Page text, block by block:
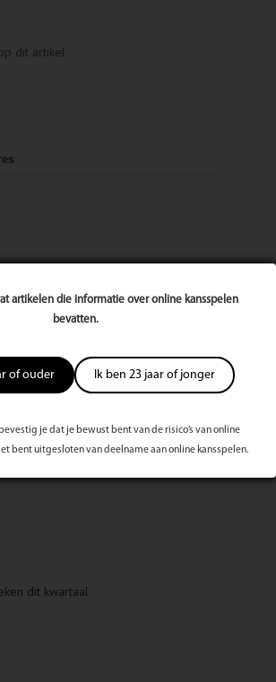
artikelen die informatie over online kansspelen
bevatten.
of ouder Ik ben 23 jaar of jonger
je dat je bewust bent van de risico’s van online
bent uitgesloten van deelname aan online kansspelen.
dit artikel
dit kwartaal